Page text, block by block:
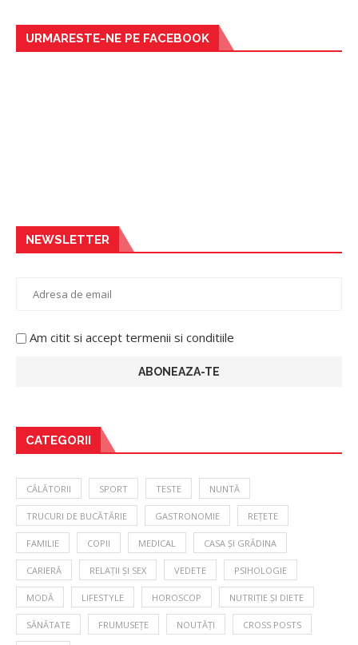
URMARESTE-NE PE FACEBOOK
NEWSLETTER
Am citit si accept termenii si conditiile
CATEGORII
CĂLĂTORII SPORT TESTE NUNTĂ
TRUCURI DE BUCĂTĂRIE GASTRONOMIE REȚETE
FAMILIE COPII MEDICAL CASA ȘI GRĂDINA
CARIERĂ RELAȚII ȘI SEX VEDETE PSIHOLOGIE
MODĂ LIFESTYLE HOROSCOP NUTRIȚIE ȘI DIETE
SĂNĂTATE FRUMUSEȚE NOUTĂȚI CROSS POSTS